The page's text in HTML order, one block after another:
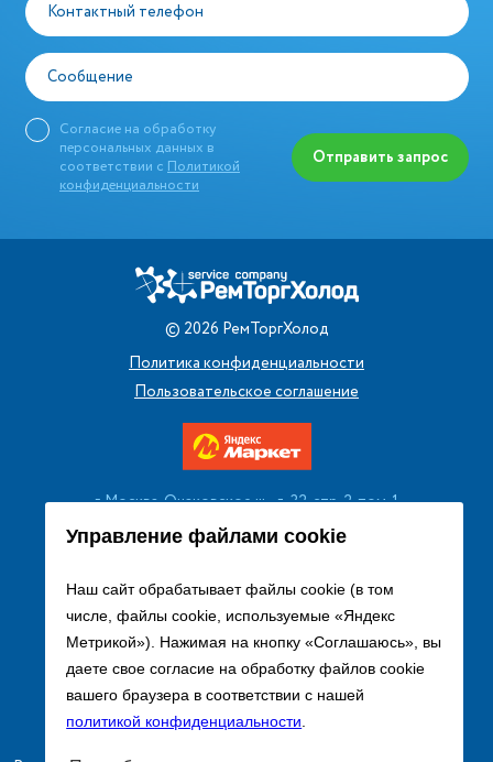
Управление файлами cookie
Наш сайт обрабатывает файлы cookie (в том
числе, файлы cookie, используемые «Яндекс
Метрикой»). Нажимая на кнопку «Соглашаюсь», вы
даете свое согласие на обработку файлов cookie
вашего браузера в соответствии с нашей
политикой конфиденциальности.
Контактный телефон
Сообщение
Согласие на обработку
персональных данных в
соответствии с Политикой
конфиденциальности
Отправить запрос
© 2026 РемТоргХолод
Политика конфиденциальности
Пользовательское соглашение
г. Москва, Очаковское ш., д. 32, стр. 2, пом. 1
+7 (495) 256 08 13
Заказать звонок
sales@remtorgholod.ru
Разработка и продвижение сайта